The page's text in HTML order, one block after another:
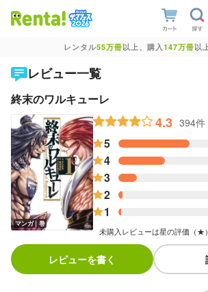
レンタル55万冊以上、購入147万冊以
レビュー一覧
終末のワルキューレ
マンガ｜巻
4.3 394件
5
4
3
2
1
未購入レビューは星の評価（★
レビューを書く